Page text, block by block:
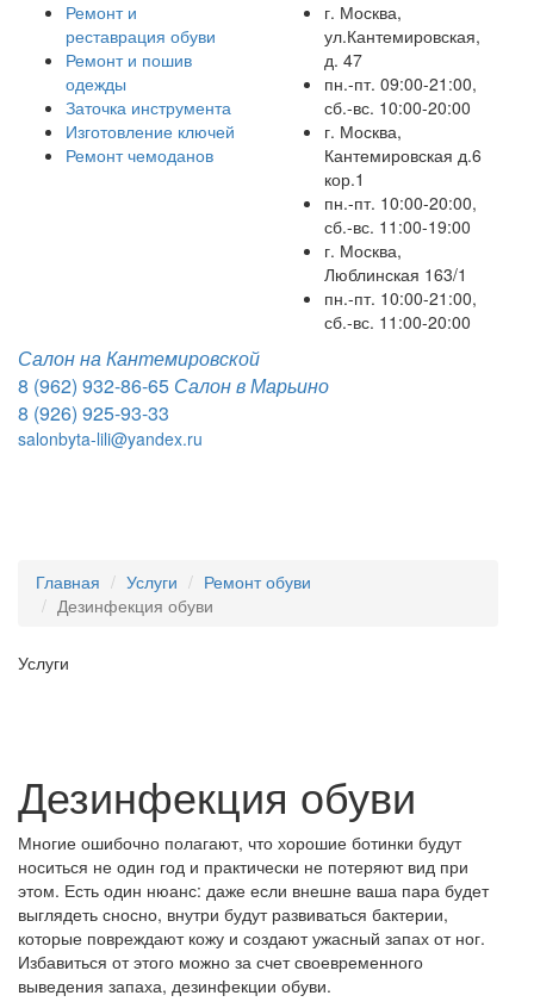
Ремонт и
реставрация обуви
Ремонт и пошив
одежды
Заточка инструмента
Изготовление ключей
Ремонт чемоданов
г. Москва,
ул.Кантемировская,
д. 47
пн.-пт. 09:00-21:00,
сб.-вс. 10:00-20:00
г. Москва,
Кантемировская д.6
кор.1
пн.-пт. 10:00-20:00,
сб.-вс. 11:00-19:00
г. Москва,
Люблинская 163/1
пн.-пт. 10:00-21:00,
сб.-вс. 11:00-20:00
Салон на Кантемировской
8 (962) 932-86-65 Салон в Марьино
8 (926) 925-93-33
salonbyta-lili@yandex.ru
Главная Услуги
Ремонт обуви
Дезинфекция обуви
Услуги
Дезинфекция обуви
Многие ошибочно полагают, что хорошие ботинки будут
носиться не один год и практически не потеряют вид при
этом. Есть один нюанс: даже если внешне ваша пара будет
выглядеть сносно, внутри будут развиваться бактерии,
которые повреждают кожу и создают ужасный запах от ног.
Избавиться от этого можно за счет своевременного
выведения запаха, дезинфекции обуви.